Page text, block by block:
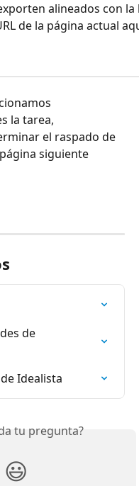
alineados con
de la página actual
la tarea,
el raspado de
siguiente
de
Idealista
tu pregunta?
😃